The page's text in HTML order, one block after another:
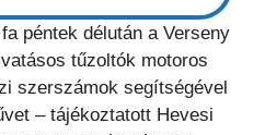
péntek délután a Verseny
tűzoltók motoros
szerszámok segítségével
– tájékoztatott Hevesi